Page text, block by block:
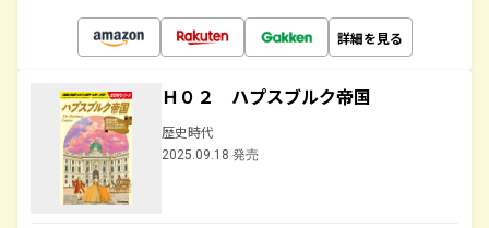
詳細を見る
Ｈ０２ ハプスブルク帝国
歴史時代
2025.09.18 発売